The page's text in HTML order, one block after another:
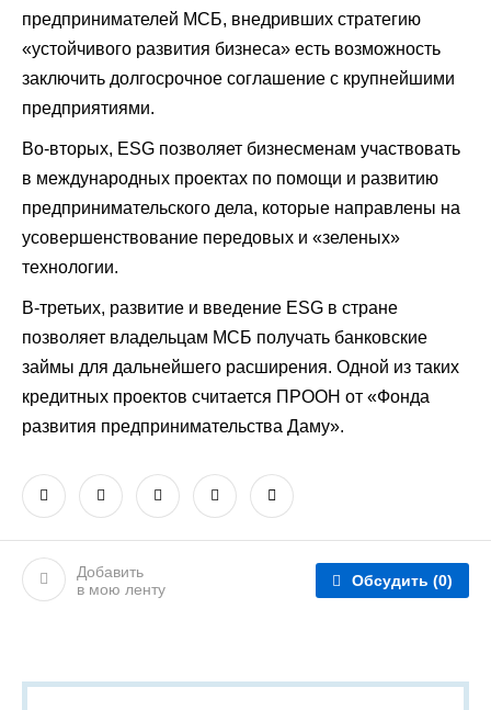
предпринимателей МСБ, внедривших стратегию
«устойчивого развития бизнеса» есть возможность
заключить долгосрочное соглашение с крупнейшими
предприятиями.
Во-вторых, ESG позволяет бизнесменам участвовать
в международных проектах по помощи и развитию
предпринимательского дела, которые направлены на
усовершенствование передовых и «зеленых»
технологии.
В-третьих, развитие и введение ESG в стране
позволяет владельцам МСБ получать банковские
займы для дальнейшего расширения. Одной из таких
кредитных проектов считается ПРООН от «Фонда
развития предпринимательства Даму».
Добавить
в мою ленту
Обсудить (0)